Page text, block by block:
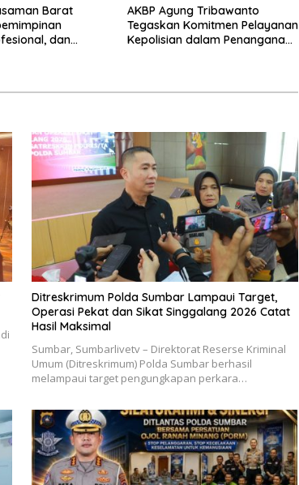
Barat
dan
AKBP Agung Tribawanto
Tegaskan Komitmen Pelayanan
Kepolisian dalam Penanganan
Ditreskrimum Polda Sumbar Lampaui Target,
Operasi Pekat dan Sikat Singgalang 2026 Catat
Hasil Maksimal
Sumbar, Sumbarlivetv – Direktorat Reserse Kriminal
Umum (Ditreskrimum) Polda Sumbar berhasil
melampaui target pengungkapan perkara…